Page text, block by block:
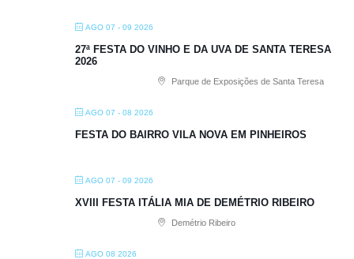
AGO 07 - 09 2026
27ª FESTA DO VINHO E DA UVA DE SANTA TERESA
2026
Parque de Exposições de Santa Teresa
AGO 07 - 08 2026
FESTA DO BAIRRO VILA NOVA EM PINHEIROS
AGO 07 - 09 2026
XVIII FESTA ITÁLIA MIA DE DEMÉTRIO RIBEIRO
Demétrio Ribeiro
AGO 08 2026